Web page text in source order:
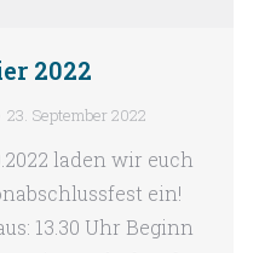
2022
23. September 2022
laden wir euch
ein!
13.30 Uhr Beginn